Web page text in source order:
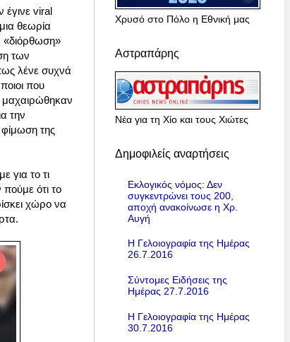
έγινε viral
θεωρία
«διόρθωση»
των
λένε συχνά
που
μαχαιρώθηκαν
την
φίμωση της
για το τι
ότι το
χώρο να
Χρυσό στο Πόλο η Εθνική μας
Αστραπάρης
Νέα για τη Χίο και τους Χιώτες
Δημοφιλείς αναρτήσεις
Εκλογικός νόμος: Δεν
συγκεντρώνει τους 200,
αποχή ανακοίνωσε η Χρ.
Αυγή
Η Γελοιογραφία της Ημέρας
26.7.2016
Σύντομες Ειδήσεις της
Ημέρας 27.7.2016
Η Γελοιογραφία της Ημέρας
30.7.2016